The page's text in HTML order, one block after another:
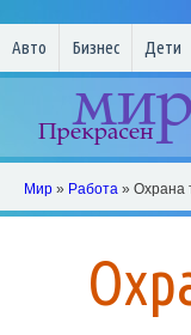
Авто Бизнес Дети
Мир » Работа » Охрана